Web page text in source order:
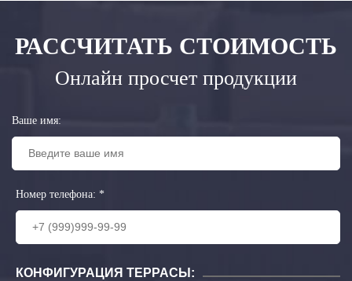
РАССЧИТАТЬ СТОИМОСТЬ
Онлайн просчет продукции
Ваше имя:
Номер телефона: *
КОНФИГУРАЦИЯ ТЕРРАСЫ: